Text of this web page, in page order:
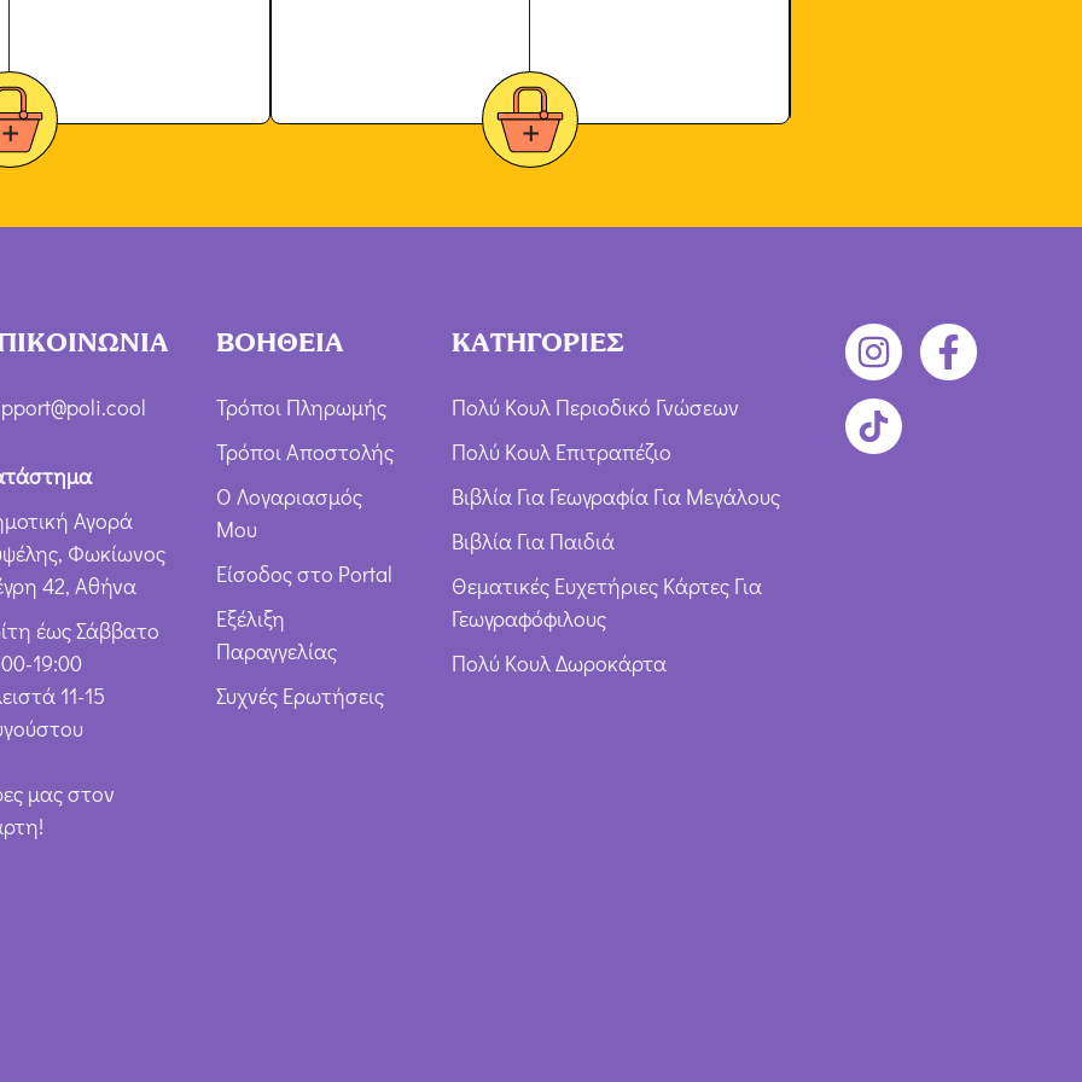
Αγορά
Φωκίωνος
42, Αθήνα
έως Σάββατο
19:00
11-15
μας στον
ΒΟΗΘΕΙΑ
Τρόποι Πληρωμής
Τρόποι Αποστολής
Ο Λογαριασμός
Μου
Είσοδος στο Portal
Εξέλιξη
Παραγγελίας
Συχνές Ερωτήσεις
ΚΑΤΗΓΟΡΙΕΣ
Πολύ Κουλ Περιοδικό Γνώσεων
Πολύ Κουλ Επιτραπέζιο
Βιβλία Για Γεωγραφία Για Μεγάλους
Βιβλία Για Παιδιά
Θεματικές Ευχετήριες Κάρτες Για
Γεωγραφόφιλους
Πολύ Κουλ Δωροκάρτα